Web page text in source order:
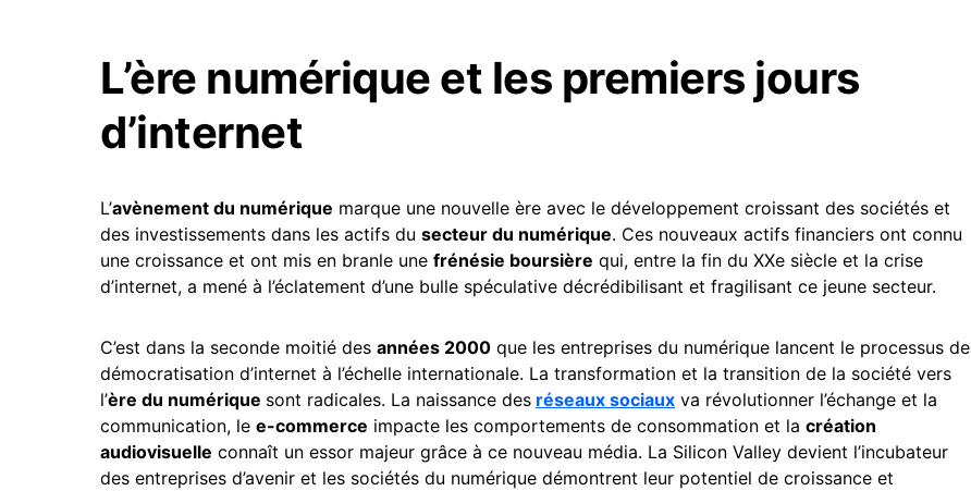
L’ère numérique et les premiers jours
d’internet
L’avènement du numérique marque une nouvelle ère avec le développement croissant des sociétés et
des investissements dans les actifs du secteur du numérique. Ces nouveaux actifs financiers ont connu
une croissance et ont mis en branle une frénésie boursière qui, entre la fin du XXe siècle et la crise
d’internet, a mené à l’éclatement d’une bulle spéculative décrédibilisant et fragilisant ce jeune secteur.
C’est dans la seconde moitié des années 2000 que les entreprises du numérique lancent le processus de
démocratisation d’internet à l’échelle internationale. La transformation et la transition de la société vers
l’ère du numérique sont radicales. La naissance des réseaux sociaux va révolutionner l’échange et la
communication, le e-commerce impacte les comportements de consommation et la création
audiovisuelle connaît un essor majeur grâce à ce nouveau média. La Silicon Valley devient l’incubateur
des entreprises d’avenir et les sociétés du numérique démontrent leur potentiel de croissance et